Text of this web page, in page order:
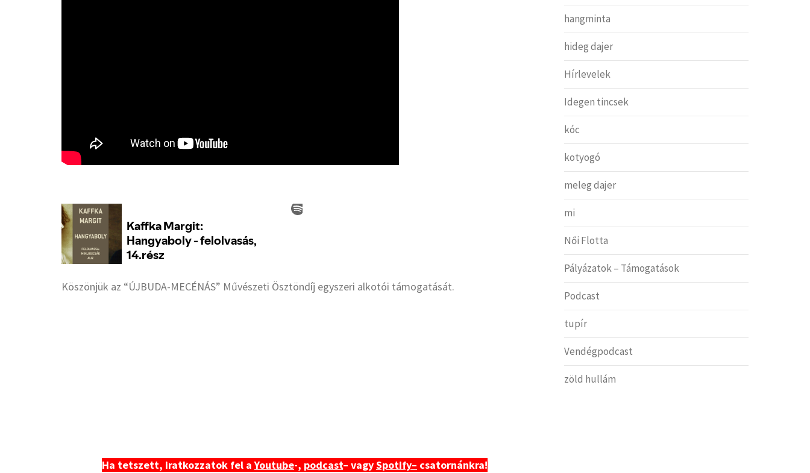
Köszönjük az “ÚJBUDA-MECÉNÁS” Művészeti Ösztöndíj egyszeri alkotói támogatását.
Ha tetszett, iratkozzatok fel aYoutube-, podcast– vagySpotify– csatornánkra!
hangminta
hideg dajer
Hírlevelek
Idegen tincsek
kóc
kotyogó
meleg dajer
mi
Női Flotta
Pályázatok – Támogatások
Podcast
tupír
Vendégpodcast
zöld hullám